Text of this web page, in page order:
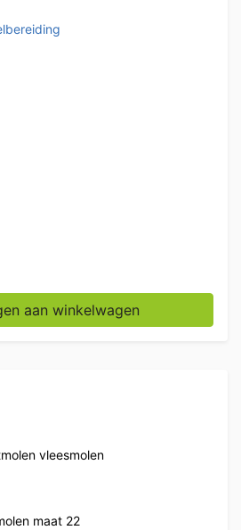
gehaktmolen maat 22, 3 mm
aan winkelwagen
vleesmolen
maat 22